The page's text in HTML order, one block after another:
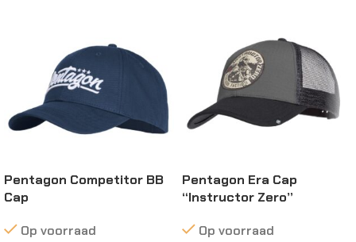
Pentagon Competitor BB
Cap
Op voorraad
Pentagon Era Cap
“Instructor Zero”
Op voorraad